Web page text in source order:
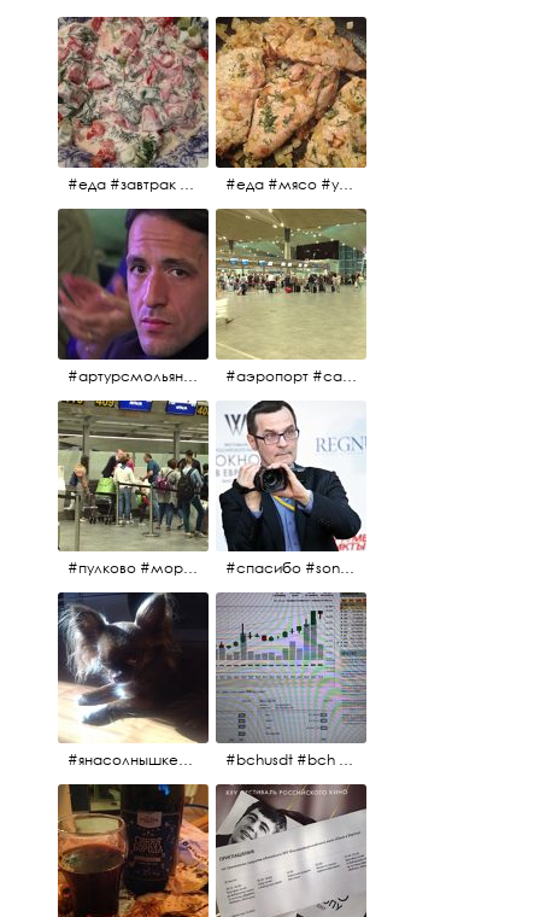
#еда #завтрак #витамины #помидоры #укроп #огурцы #сметана #салат #еда #мясо #утро #завтрак #едакакисточниквдохновения
#артурсмольянинов @melnikovadsh #artursmolyaninov #аэропорт #санктпетербург #пулково #мореморе #моремолнцепесок #дваночи
#пулково #море #песок #лето #морепесоксолнце #дваночи #спасибо #sony #nikon #oknofestivsl @alex_kurov #aplgallery
#янасолнышкележу #янасолнышкогляжу #чихуахуа #bchusdt #bch #usdt #sell #buy #exchange #markets #bitcoincash #cryptocurrency #pump